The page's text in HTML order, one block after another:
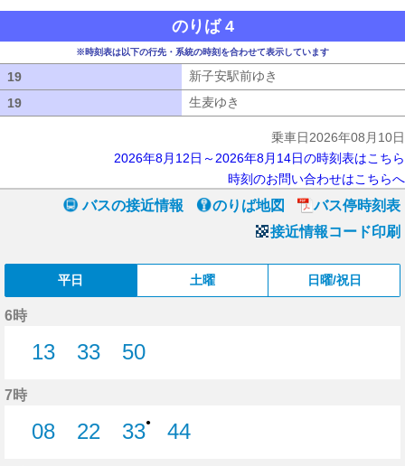
のりば 4
※時刻表は以下の行先・系統の時刻を合わせて表示しています
19 新子安駅前ゆき
19
生麦ゆき
乗車日2026年08月10日
2026年8月12日～2026年8月14日の時刻表はこちら
時刻のお問い合わせはこちらへ
バスの接近情報 のりば地図
バス停時刻表
接近情報コード印刷
平日 土曜 日曜/祝日
6時
13
33
50
7時
08
22
33●
44